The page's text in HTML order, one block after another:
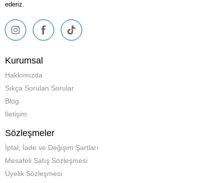
ederiz.
Kurumsal
Hakkımızda
Sıkça Sorulan Sorular
Blog
İletişim
Sözleşmeler
İptal, İade ve Değişim Şartları
Mesafeli Satış Sözleşmesi
Üyelik Sözleşmesi